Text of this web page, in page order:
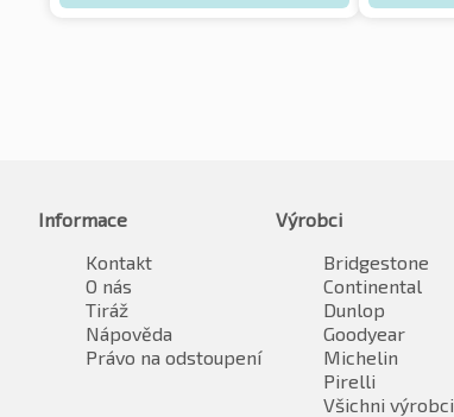
Informace
Kontakt
O nás
Tiráž
Nápověda
Právo na odstoupení
Výrobci
Bridgestone
Continental
Dunlop
Goodyear
Michelin
Pirelli
Všichni výrobci